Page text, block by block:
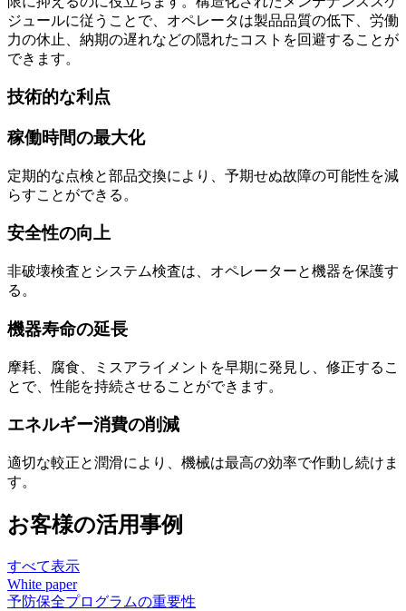
ジュールに従うことで、オペレータは製品品質の低下、労働
力の休止、納期の遅れなどの隠れたコストを回避することが
できます。
技術的な利点
稼働時間の最大化
定期的な点検と部品交換により、予期せぬ故障の可能性を減
らすことができる。
安全性の向上
非破壊検査とシステム検査は、オペレーターと機器を保護す
る。
機器寿命の延長
摩耗、腐食、ミスアライメントを早期に発見し、修正するこ
とで、性能を持続させることができます。
エネルギー消費の削減
適切な較正と潤滑により、機械は最高の効率で作動し続けま
す。
お客様の活用事例
すべて表示
White paper
予防保全プログラムの重要性